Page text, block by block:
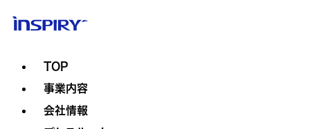
TOP
事業内容
会社情報